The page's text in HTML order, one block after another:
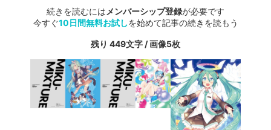
続きを読むには メンバーシップ登録が必要です
今すぐ10日間無料お試しを始めて記事の続きを読もう
残り 449文字 / 画像5枚